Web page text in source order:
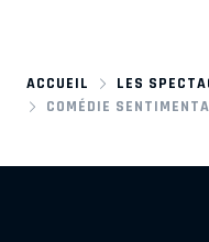
ACCUEIL
LES
COMÉDIE